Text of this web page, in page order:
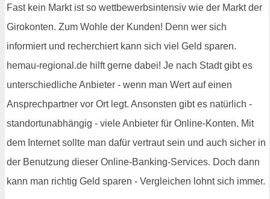
Fast kein Markt ist so wettbewerbsintensiv wie der Markt der
Girokonten. Zum Wohle der Kunden! Denn wer sich
informiert und recherchiert kann sich viel Geld sparen.
hemau-regional.de hilft gerne dabei! Je nach Stadt gibt es
unterschiedliche Anbieter - wenn man Wert auf einen
Ansprechpartner vor Ort legt. Ansonsten gibt es natürlich -
standortunabhängig - viele Anbieter für Online-Konten. Mit
dem Internet sollte man dafür vertraut sein und auch sicher in
der Benutzung dieser Online-Banking-Services. Doch dann
kann man richtig Geld sparen - Vergleichen lohnt sich immer.